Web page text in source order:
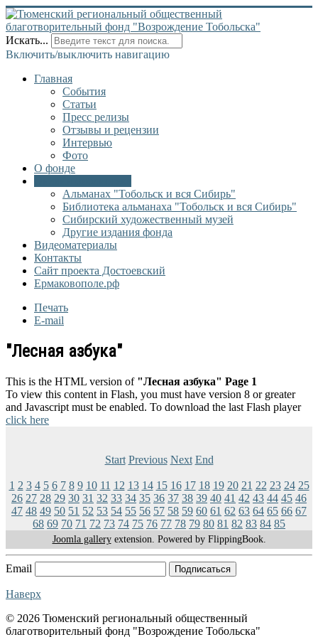
Искать...
Включить/выключить навигацию
Главная
События
Статьи
Пресс релизы
Отзывы и рецензии
Интервью
Фото
О фонде
Альманах "Тобольск и вся Сибирь"
Библиотека альманаха "Тобольск и вся Сибирь"
Сибирский художественный музей
Другие издания фонда
Видеоматериалы
Контакты
Сайт проекта Достоевский
Ермаковополе.рф
Печать
E-mail
"Лесная азбука"
This is the HTML version of "Лесная азбука" Page 1
To view this content in Flash, you must have version 8 or greater
and Javascript must be enabled. To download the last Flash player
click here
Start Previous Next End
1 2 3 4 5 6 7 8 9 10 11 12 13 14 15 16 17 18 19 20 21 22 23 24 25
26 27 28 29 30 31 32 33 34 35 36 37 38 39 40 41 42 43 44 45 46
47 48 49 50 51 52 53 54 55 56 57 58 59 60 61 62 63 64 65 66 67
68 69 70 71 72 73 74 75 76 77 78 79 80 81 82 83 84 85
Joomla galleryextension. Powered by FlippingBook.
Email Подписаться
Наверх
© 2026 Тюменский региональный общественный
благотворительный фонд "Возрождение Тобольска"